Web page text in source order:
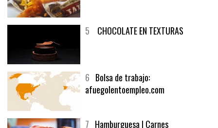
5 CHOCOLATE EN TEXTURAS
6 Bolsa de trabajo:
afuegolentoempleo.com
7 Hamburguesa | Carnes